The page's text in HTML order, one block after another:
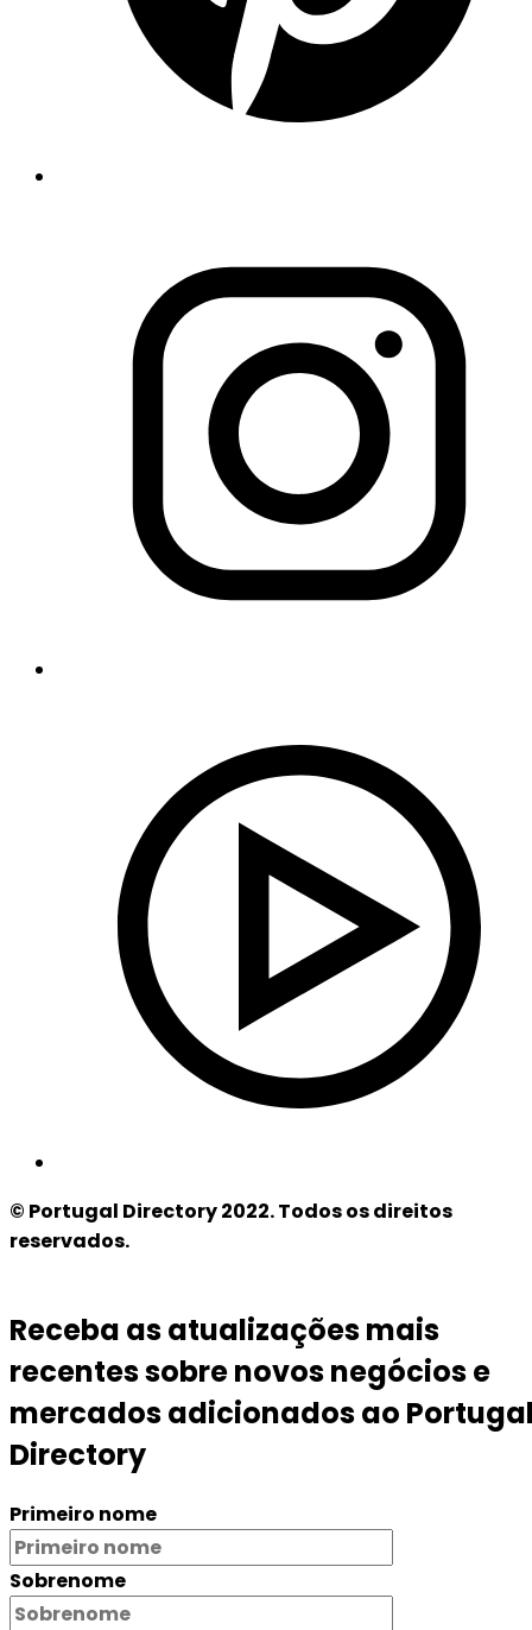
© Portugal Directory 2022. Todos os direitos
reservados.
Receba as atualizações mais
recentes sobre novos negócios e
mercados adicionados ao
Directory
Primeiro nome
Sobrenome